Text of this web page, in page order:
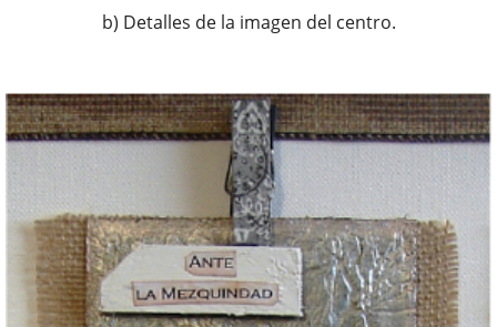
b) Detalles de la imagen del centro.